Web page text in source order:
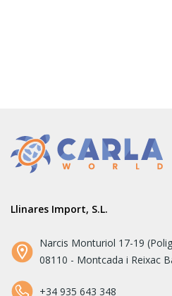
Llinares Import, S.L.
Narcis Monturiol 17-19
08110 - Montcada i Reixac
+34 935 643 348